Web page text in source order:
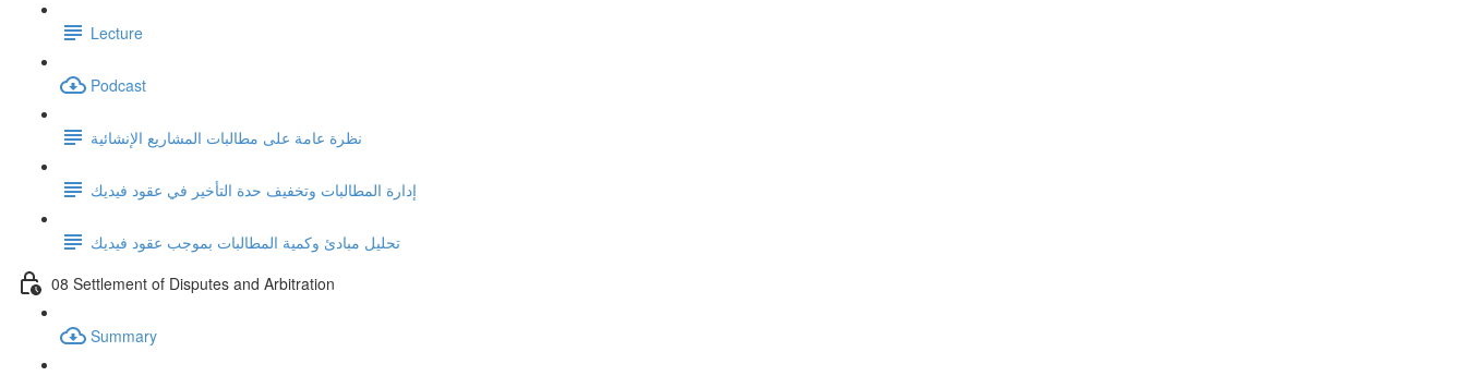
Lecture
Podcast
نظرة عامة على مطالبات المشاريع الإنشائية
إدارة المطالبات وتخفيف حدة التأخير في عقود فيديك
تحليل مبادئ وكمية المطالبات بموجب عقود فيديك
08 Settlement of Disputes and Arbitration
Summary